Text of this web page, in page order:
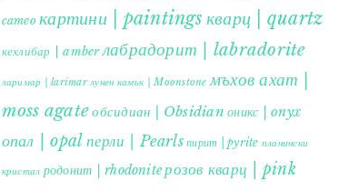
cameo картини | paintings кварц | quartz
кехлибар | amberлабрадорит | labradorite
ларимар | larimar лунен камък | Moonstone мъхов ахат |
moss agateобсидиан | Obsidian оникс | onyx
опал | opal перли | Pearls пирит | pyrite планински
кристал родонит | rhodoniteрозов кварц | pink